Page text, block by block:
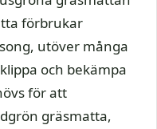
förbrukar
utöver många
och bekämpa
för att
gräsmatta,